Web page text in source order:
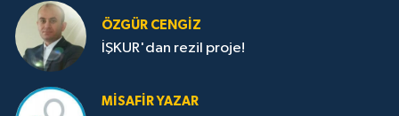
ÖZGÜR CENGIZ
İŞKUR'dan rezil proje!
MISAFIR YAZAR